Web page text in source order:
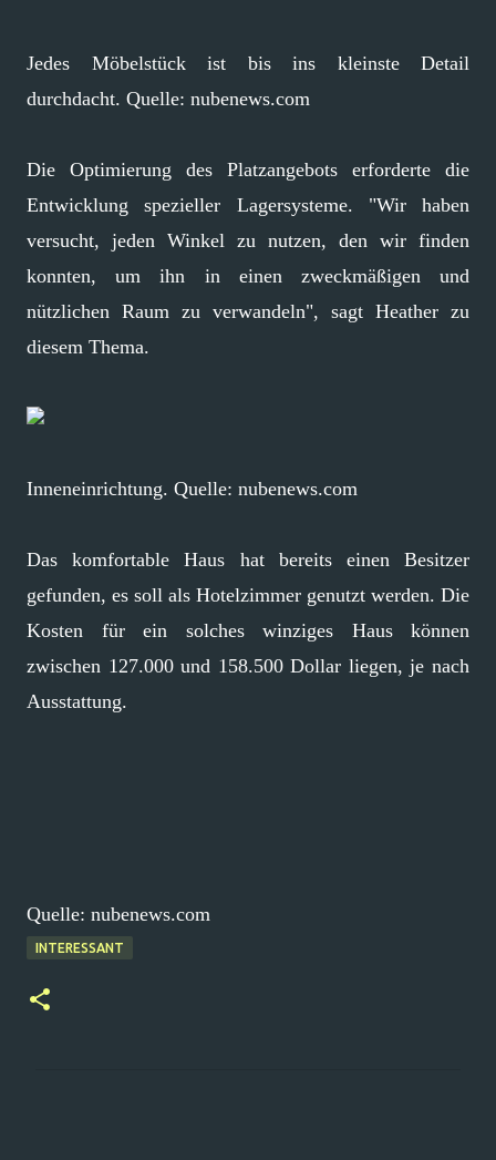
Jedes Möbelstück ist bis ins kleinste Detail
durchdacht. Quelle: nubenews.com
Die Optimierung des Platzangebots erforderte die
Entwicklung spezieller Lagersysteme. "Wir haben
versucht, jeden Winkel zu nutzen, den wir finden
konnten, um ihn in einen zweckmäßigen und
nützlichen Raum zu verwandeln", sagt Heather zu
diesem Thema.
Inneneinrichtung. Quelle: nubenews.com
Das komfortable Haus hat bereits einen Besitzer
gefunden, es soll als Hotelzimmer genutzt werden. Die
Kosten für ein solches winziges Haus können
zwischen 127.000 und 158.500 Dollar liegen, je nach
Ausstattung.
Quelle: nubenews.com
INTERESSANT